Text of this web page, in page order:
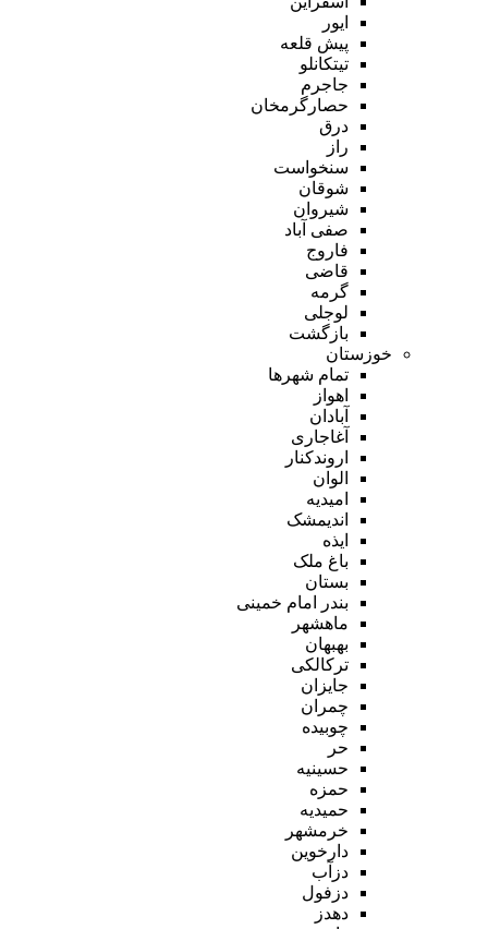
ایور
پیش قلعه
تیتکانلو
جاجرم
حصارگرمخان
درق
راز
سنخواست
شوقان
شیروان
صفی آباد
فاروج
قاضی
گرمه
لوجلی
بازگشت
خوزستان
تمام شهر‌ها
اهواز
آبادان
آغاجاری
اروندکنار
الوان
امیدیه
اندیمشک
ایذه
باغ ملک
بستان
بندر امام خمینی
ماهشهر
بهبهان
ترکالکی
جایزان
چمران
چوبیده
حر
حسینیه
حمزه
حمیدیه
خرمشهر
دارخوین
دزآب
دزفول
دهدز